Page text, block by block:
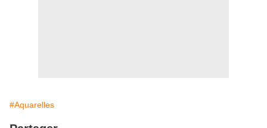
#Aquarelles